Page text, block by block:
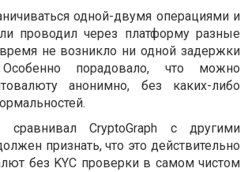
одной-двумя операциями и
проводил через платформу разные
не возникло ни одной задержки
порадовало, что можно
анонимно, без каких-либо
сравнивал CryptoGraph с другими
признать, что это действительно
без KYC проверки в самом чистом